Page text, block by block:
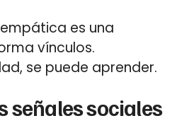
es una
vínculos.
se puede aprender.
señales sociales